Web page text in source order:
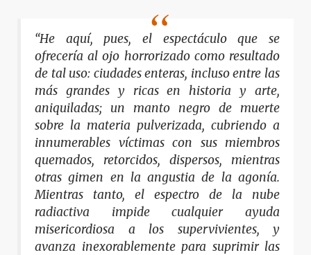
“He aquí, pues, el espectáculo que se
ofrecería al ojo horrorizado como resultado
de tal uso: ciudades enteras, incluso entre las
más grandes y ricas en historia y arte,
aniquiladas; un manto negro de muerte
sobre la materia pulverizada, cubriendo a
innumerables víctimas con sus miembros
quemados, retorcidos, dispersos, mientras
otras gimen en la angustia de la agonía.
Mientras tanto, el espectro de la nube
radiactiva impide cualquier ayuda
misericordiosa a los supervivientes, y
avanza inexorablemente para suprimir las